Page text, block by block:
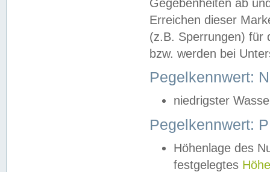
Gegebenheiten ab
Erreichen dieser
(z.B. Sperrungen) für
bzw. werden bei
Pegelkennwert:
niedrigster
Pegelkennwert:
Höhenlage des
festgelegtes